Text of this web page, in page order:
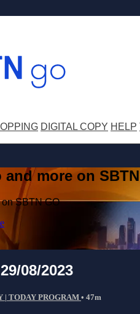
DIGITAL COPY HELP
more on
SBTN GO
08/2023
| TODAY PROGRAM • 47m